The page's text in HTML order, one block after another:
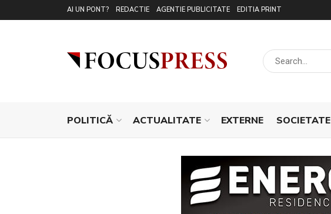
AI UN PONT? REDACTIE AGENTIE PUBLICITATE EDITIA PRINT
POLITICĂ ACTUALITATE EXTERNE SOCIETATE